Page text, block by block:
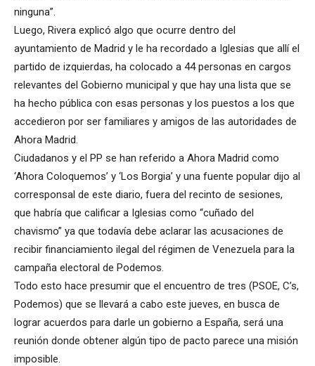
ninguna”.
Luego, Rivera explicó algo que ocurre dentro del
ayuntamiento de Madrid y le ha recordado a Iglesias que allí el
partido de izquierdas, ha colocado a 44 personas en cargos
relevantes del Gobierno municipal y que hay una lista que se
ha hecho pública con esas personas y los puestos a los que
accedieron por ser familiares y amigos de las autoridades de
Ahora Madrid.
Ciudadanos y el PP se han referido a Ahora Madrid como
‘Ahora Coloquemos’ y ‘Los Borgia’ y una fuente popular dijo al
corresponsal de este diario, fuera del recinto de sesiones,
que habría que calificar a Iglesias como “cuñado del
chavismo” ya que todavía debe aclarar las acusaciones de
recibir financiamiento ilegal del régimen de Venezuela para la
campaña electoral de Podemos.
Todo esto hace presumir que el encuentro de tres (PSOE, C’s,
Podemos) que se llevará a cabo este jueves, en busca de
lograr acuerdos para darle un gobierno a España, será una
reunión donde obtener algún tipo de pacto parece una misión
imposible.